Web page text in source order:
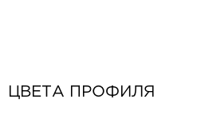
ЦВЕТА ПРОФИЛЯ